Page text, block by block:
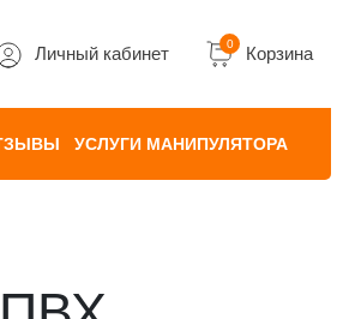
Личный кабинет 0 Корзина
УСЛУГИ МАНИПУЛЯТОРА